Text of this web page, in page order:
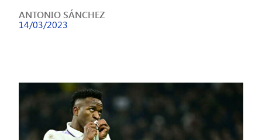
ANTONIO SÁNCHEZ
14/03/2023